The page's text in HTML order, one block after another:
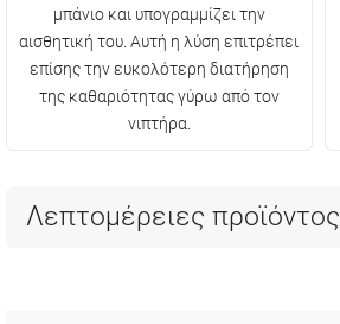
μπάνιο και υπογραμμίζει την
αισθητική του. Αυτή η λύση επιτρέπει
επίσης την ευκολότερη διατήρηση
της καθαριότητας γύρω από τον
νιπτήρα.
Λεπτομέρειες προϊόντος